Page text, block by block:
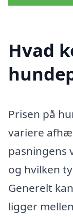
Hvad
Prisen på
variere
pasningens
og hvilken
Generelt
ligger